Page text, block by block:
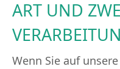
ART UND
Wenn Sie auf